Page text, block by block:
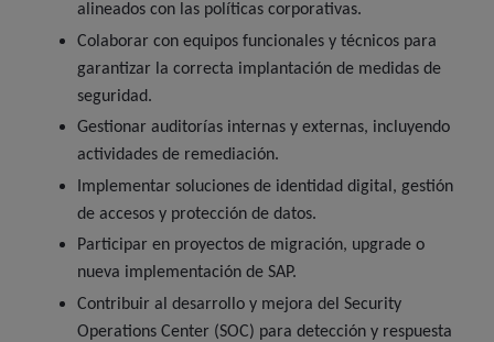
alineados con las políticas corporativas.
Colaborar con equipos funcionales y técnicos para
garantizar la correcta implantación de medidas de
seguridad.
Gestionar auditorías internas y externas, incluyendo
actividades de remediación.
Implementar soluciones de identidad digital, gestión
de accesos y protección de datos.
Participar en proyectos de migración, upgrade o
nueva implementación de SAP.
Contribuir al desarrollo y mejora del Security
Operations Center (SOC) para detección y respuesta